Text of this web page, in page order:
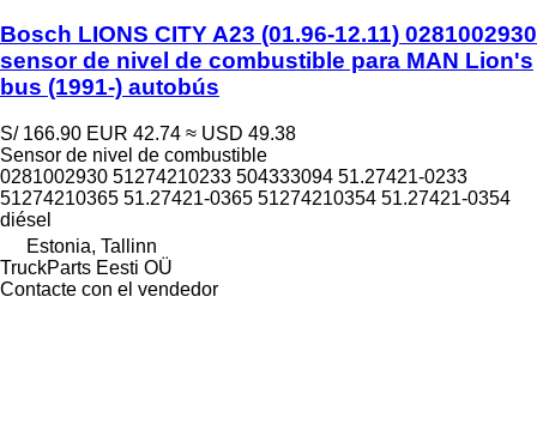
Bosch LIONS CITY A23 (01.96-12.11) 0281002930
sensor de nivel de combustible para MAN Lion's
bus (1991-) autobús
S/ 166.90 EUR 42.74 ≈ USD 49.38
Sensor de nivel de combustible
0281002930 51274210233 504333094 51.27421-0233
51274210365 51.27421-0365 51274210354 51.27421-0354
diésel
Estonia, Tallinn
TruckParts Eesti OÜ
Contacte con el vendedor